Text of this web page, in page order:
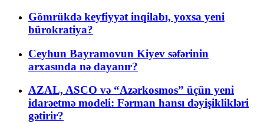
Gömrükdə keyfiyyət inqilabı, yoxsa yeni
bürokratiya?
Ceyhun Bayramovun Kiyev səfərinin
arxasında nə dayanır?
AZAL, ASCO və “Azərkosmos” üçün yeni
idarəetmə modeli: Fərman hansı dəyişiklikləri
gətirir?